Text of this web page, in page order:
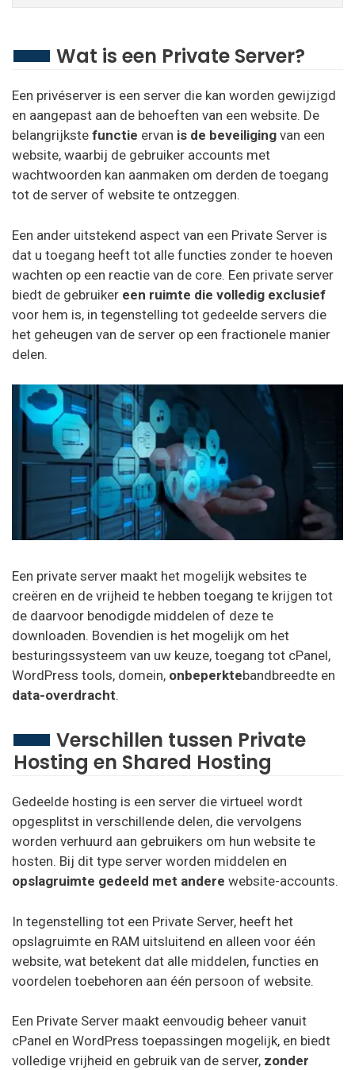
Wat is een Private Server?
Een privéserver is een server die kan worden gewijzigd
en aangepast aan de behoeften van een website. De
belangrijkste functie ervan is de beveiliging van een
website, waarbij de gebruiker accounts met
wachtwoorden kan aanmaken om derden de toegang
tot de server of website te ontzeggen.
Een ander uitstekend aspect van een Private Server is
dat u toegang heeft tot alle functies zonder te hoeven
wachten op een reactie van de core. Een private server
biedt de gebruiker een ruimte die volledig exclusief
voor hem is, in tegenstelling tot gedeelde servers die
het geheugen van de server op een fractionele manier
delen.
Een private server maakt het mogelijk websites te
creëren en de vrijheid te hebben toegang te krijgen tot
de daarvoor benodigde middelen of deze te
downloaden. Bovendien is het mogelijk om het
besturingssysteem van uw keuze, toegang tot cPanel,
WordPress tools, domein, onbeperktebandbreedte en
data-overdracht.
Verschillen tussen Private
Hosting en Shared Hosting
Gedeelde hosting is een server die virtueel wordt
opgesplitst in verschillende delen, die vervolgens
worden verhuurd aan gebruikers om hun website te
hosten. Bij dit type server worden middelen en
opslagruimte gedeeld met andere website-accounts.
In tegenstelling tot een Private Server, heeft het
opslagruimte en RAM uitsluitend en alleen voor één
website, wat betekent dat alle middelen, functies en
voordelen toebehoren aan één persoon of website.
Een Private Server maakt eenvoudig beheer vanuit
cPanel en WordPress toepassingen mogelijk, en biedt
volledige vrijheid en gebruik van de server, zonder